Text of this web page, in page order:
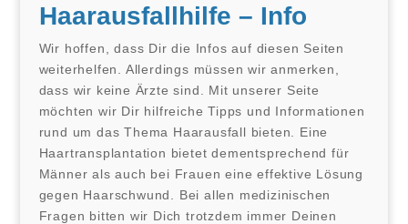
Haarausfallhilfe – Info
Wir hoffen, dass Dir die Infos auf diesen Seiten
weiterhelfen. Allerdings müssen wir anmerken,
dass wir keine Ärzte sind. Mit unserer Seite
möchten wir Dir hilfreiche Tipps und Informationen
rund um das Thema Haarausfall bieten. Eine
Haartransplantation bietet dementsprechend für
Männer als auch bei Frauen eine effektive Lösung
gegen Haarschwund. Bei allen medizinischen
Fragen bitten wir Dich trotzdem immer Deinen